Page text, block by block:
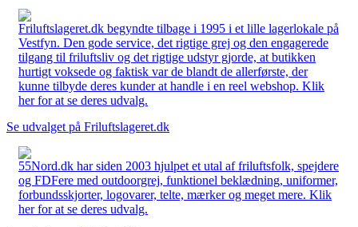
Friluftslageret.dk begyndte tilbage i 1995 i et lille lagerlokale på
Vestfyn. Den gode service, det rigtige grej og den engagerede
tilgang til friluftsliv og det rigtige udstyr gjorde, at butikken
hurtigt voksede og faktisk var de blandt de allerførste, der
kunne tilbyde deres kunder at handle i en reel webshop. Klik
her for at se deres udvalg.
Se udvalget på Friluftslageret.dk
55Nord.dk har siden 2003 hjulpet et utal af friluftsfolk, spejdere
og FDFere med outdoorgrej, funktionel beklædning, uniformer,
forbundsskjorter, logovarer, telte, mærker og meget mere. Klik
her for at se deres udvalg.